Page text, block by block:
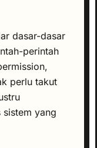
dasar-dasar
perintah
perlu takut
yang